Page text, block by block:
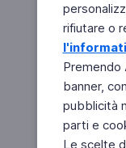
rifiutare o
Premendo
banner,
pubblicità
parti e
Le scelte